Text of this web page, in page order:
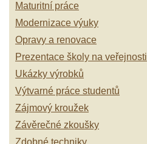
Maturitní práce
Modernizace výuky
Opravy a renovace
Prezentace školy na veřejnosti
Ukázky výrobků
Výtvarné práce studentů
Zájmový kroužek
Závěrečné zkoušky